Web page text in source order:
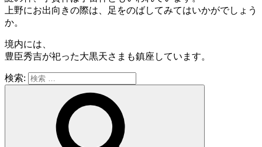
上野にお出向きの際は、足をのばしてみてはいかがでしょう
か。
境内には、
豊臣秀吉が祀った大黒天さまも鎮座しています。
検索: